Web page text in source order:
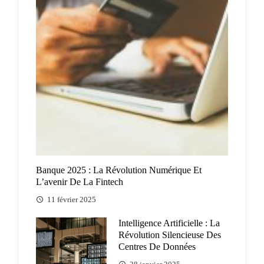
Banque 2025 : La Révolution Numérique Et
L’avenir De La Fintech
11 février 2025
Intelligence Artificielle : La
Révolution Silencieuse Des
Centres De Données